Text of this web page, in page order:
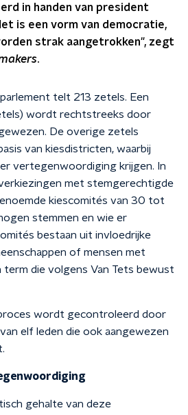
in handen van president
is een vorm van democratie,
strak aangetrokken", zegt
.
telt 213 zetels. Een
wordt rechtstreeks door
De overige zetels
van kiesdistricten, waarbij
vertegenwoordiging krijgen. In
met stemgerechtigde
kiescomités van 30 tot
stemmen en wie er
bestaan uit invloedrijke
of mensen met
term die volgens Van Tets bewust
wordt gecontroleerd door
elf leden die ook aangewezen
gehalte van deze